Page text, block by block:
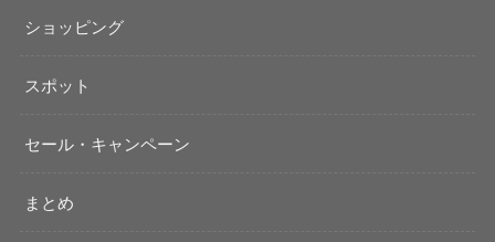
ショッピング
スポット
セール・キャンペーン
まとめ